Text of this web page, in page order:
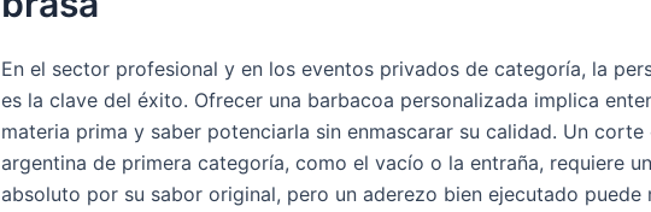
En el sector profesional y en los eventos privados de categoría, la
es la clave del éxito. Ofrecer una barbacoa personalizada implica
materia prima y saber potenciarla sin enmascarar su calidad. Un corte
argentina de primera categoría, como el vacío o la entraña, requiere
absoluto por su sabor original, pero un aderezo bien ejecutado puede